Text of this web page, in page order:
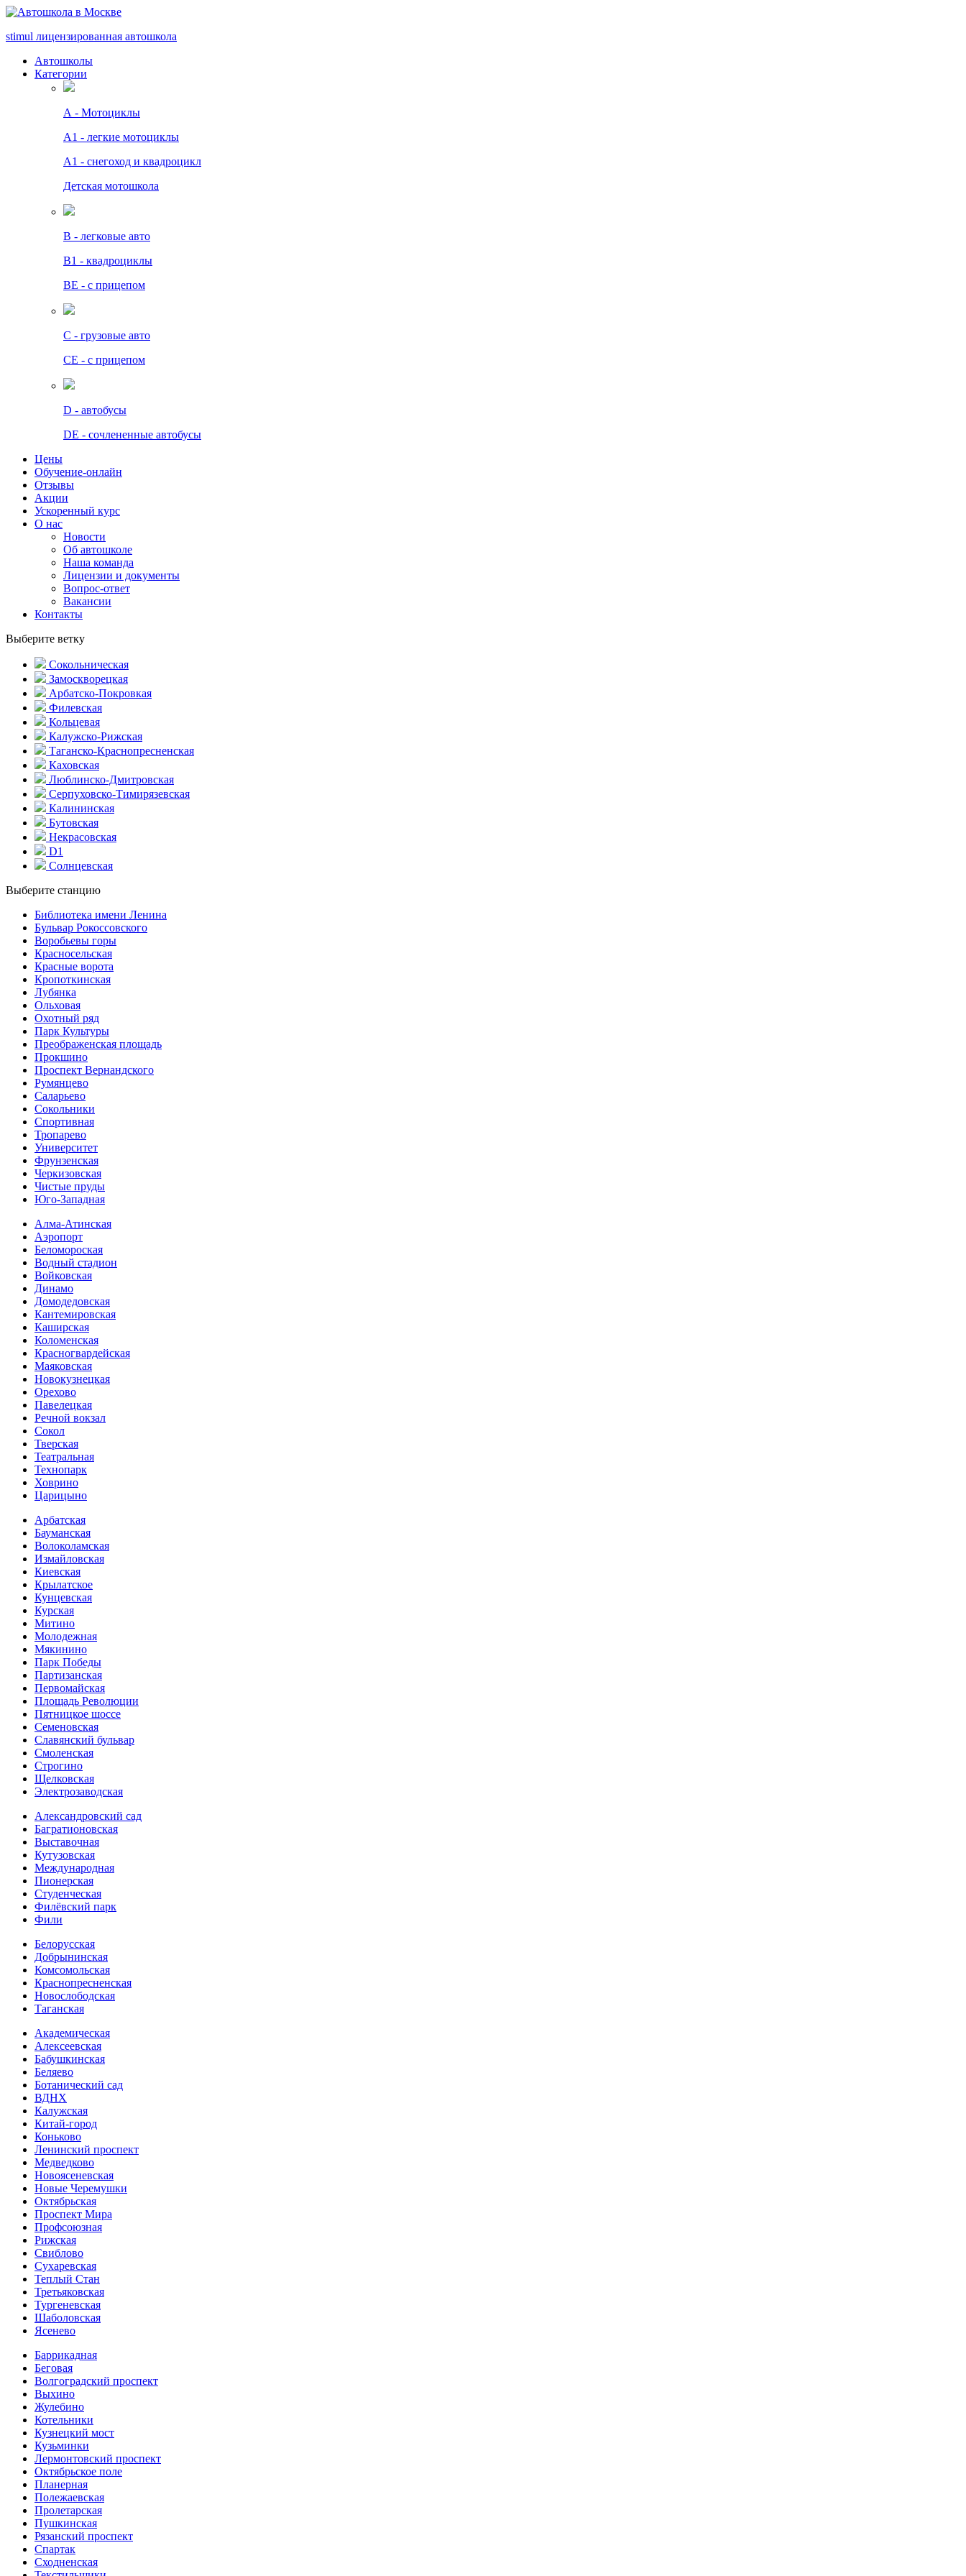
stimul лицензированная автошкола
Автошколы
Категории
А - Мотоциклы
A1 - легкие мотоциклы
A1 - снегоход и квадроцикл
Детская мотошкола
B - легковые авто
В1 - квадроциклы
BE - с прицепом
C - грузовые авто
СЕ - с прицепом
D - автобусы
DE - сочлененные автобусы
Цены
Обучение-онлайн
Отзывы
Акции
Ускоренный курс
О нас
Новости
Об автошколе
Наша команда
Лицензии и документы
Вопрос-ответ
Вакансии
Контакты
Выберите ветку
Сокольническая
Замоскворецкая
Арбатско-Покровкая
Филевская
Кольцевая
Калужско-Рижская
Таганско-Краснопресненская
Каховская
Люблинско-Дмитровская
Серпуховско-Тимирязевская
Калининская
Бутовская
Некрасовская
D1
Солнцевская
Выберите станцию
Библиотека имени Ленина
Бульвар Рокоссовского
Воробьевы горы
Красно­сельская
Красные ворота
Кропоткинс­кая
Лубянка
Ольховая
Охотный ряд
Парк Культуры
Преобра­женская площадь
Прокшино
Проспект Вернандского
Румянцево
Саларьево
Сокольники
Спортивная
Тропарево
Университет
Фрунзенская
Черкизовская
Чистые пруды
Юго-Западная
Алма-Атинская
Аэропорт
Беломороская
Водный стадион
Войковская
Динамо
Домоде­довская
Кантеми­ровская
Каширская
Коломенская
Красногвар­дейская
Маяковская
Новокузнецкая
Орехово
Павелецкая
Речной вокзал
Сокол
Тверская
Театральная
Технопарк
Ховрино
Царицыно
Арбатская
Бауманская
Волоколамская
Измайловская
Киевская
Крылатское
Кунцевская
Курская
Митино
Молодежная
Мякинино
Парк Победы
Партизанская
Первомайская
Площадь Революции
Пятницкое шоссе
Семеновская
Славянский бульвар
Смоленская
Строгино
Щелковская
Электро­заводская
Александ­ровский сад
Багратионовская
Выставочная
Кутузовская
Международная
Пионерская
Студенческая
Филёвский парк
Фили
Белорусская
Добрынинская
Комсо­мольская
Краснопресненская
Новослободская
Таганская
Академическая
Алексеевская
Бабушкинская
Беляево
Ботанический сад
ВДНХ
Калужская
Китай-город
Коньково
Ленинский проспект
Медведково
Новоясе­невская
Новые Черемушки
Октябрьская
Проспект Мира
Профсоюзная
Рижская
Свиблово
Сухаревская
Теплый Стан
Третьяковская
Тургеневская
Шаболовская
Ясенево
Баррикадная
Беговая
Волгоградский проспект
Выхино
Жулебино
Котельники
Кузнецкий мост
Кузьминки
Лермонтовский проспект
Октябрьское поле
Планерная
Полежаевская
Пролетарская
Пушкинская
Рязанский проспект
Спартак
Сходненская